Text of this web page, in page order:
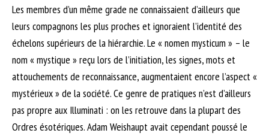
Les membres d’un même grade ne connaissaient d’ailleurs que
leurs compagnons les plus proches et ignoraient l’identité des
échelons supérieurs de la hiérarchie. Le « nomen mysticum » – le
nom « mystique » reçu lors de l’initiation, les signes, mots et
attouchements de reconnaissance, augmentaient encore l’aspect «
mystérieux » de la société. Ce genre de pratiques n’est d’ailleurs
pas propre aux Illuminati : on les retrouve dans la plupart des
Ordres ésotériques. Adam Weishaupt avait cependant poussé le